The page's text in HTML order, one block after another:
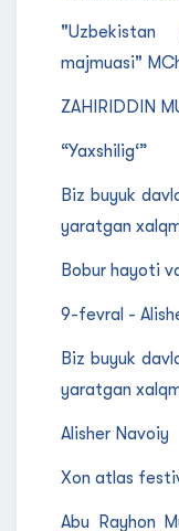
"Uzbekistan
majmuasi"
ZAHIRIDDIN
“Yaxshilig‘”
Biz buyuk
yaratgan
Bobur hayoti
9-fevral -
Biz buyuk
yaratgan
Alisher Navoiy
Xon atlas
Abu Rayhon